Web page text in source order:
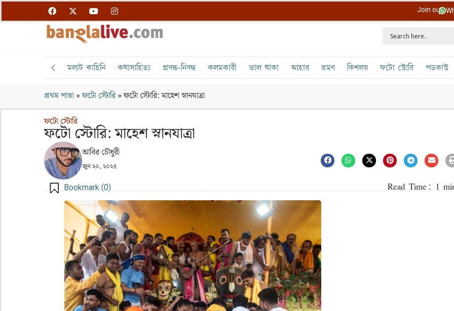
Join our
মলাট কাহিনি কথাসাহিত্য প্রবন্ধ-নিবন্ধ কলমকারী ভাল থাকা আহার ভ্রমণ কিশলয় ফটো স্টোরি পডকাস্ট
প্রথম পাতা »ফটো স্টোরি»ফটো স্টোরি: মাহেশ স্নানযাত্রা
ফটো স্টোরি
ফটো স্টোরি: মাহেশ স্নানযাত্রা
আবির চৌধুরী
জুন ২০, ২০২৫
Bookmark (0)